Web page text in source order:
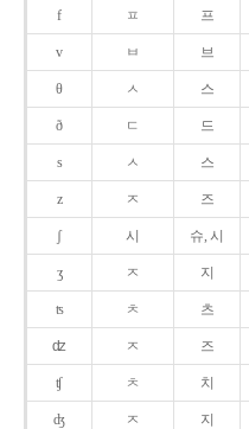
f ㅍ 프
v ㅂ 브
θ ㅅ 스
ð ㄷ 드
s ㅅ 스
z ㅈ 즈
ʃ 시 슈, 시
ʒ ㅈ 지
ʦ ㅊ 츠
ʣ ㅈ 즈
ʧ ㅊ 치
ʤ ㅈ 지